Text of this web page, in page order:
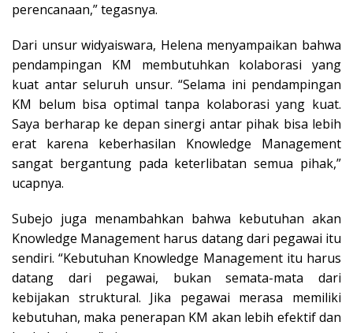
perencanaan,” tegasnya.
Dari unsur widyaiswara, Helena menyampaikan bahwa
pendampingan KM membutuhkan kolaborasi yang
kuat antar seluruh unsur. “Selama ini pendampingan
KM belum bisa optimal tanpa kolaborasi yang kuat.
Saya berharap ke depan sinergi antar pihak bisa lebih
erat karena keberhasilan Knowledge Management
sangat bergantung pada keterlibatan semua pihak,”
ucapnya.
Subejo juga menambahkan bahwa kebutuhan akan
Knowledge Management harus datang dari pegawai itu
sendiri. “Kebutuhan Knowledge Management itu harus
datang dari pegawai, bukan semata-mata dari
kebijakan struktural. Jika pegawai merasa memiliki
kebutuhan, maka penerapan KM akan lebih efektif dan